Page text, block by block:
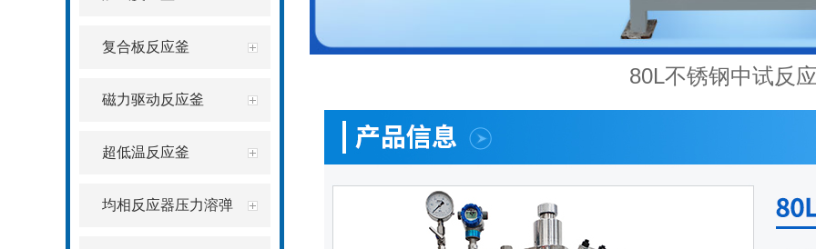
复合板反应釜
磁力驱动反应釜
超低温反应釜
均相反应器压力溶弹
80L不锈钢中试反